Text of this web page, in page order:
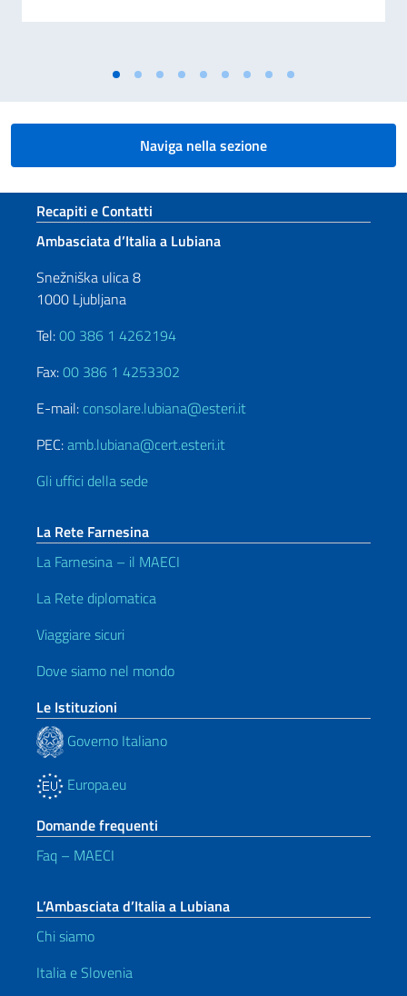
Naviga nella sezione
Sezione footer
Recapiti e Contatti
Ambasciata d’Italia a Lubiana
Snežniška ulica 8
1000 Ljubljana
Tel:00 386 1 4262194
Fax:00 386 1 4253302
E-mail: consolare.lubiana@esteri.it
PEC:amb.lubiana@cert.esteri.it
Gli uffici della sede
La Rete Farnesina
La Farnesina – il MAECI
La Rete diplomatica
Viaggiare sicuri
Dove siamo nel mondo
Le Istituzioni
Governo Italiano
Europa.eu
Domande frequenti
Faq – MAECI
L’Ambasciata d’Italia a Lubiana
Chi siamo
Italia e Slovenia